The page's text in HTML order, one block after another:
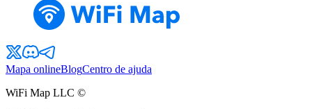
Mapa onlineBlogCentro de ajuda
WiFi Map LLC ©